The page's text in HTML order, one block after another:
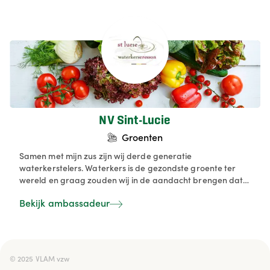
NV Sint-Lucie
Groenten
Samen met mijn zus zijn wij derde generatie
waterkerstelers. Waterkers is de gezondste groente ter
wereld en graag zouden wij in de aandacht brengen dat
product dan alleen maar soep maken. Je kan er heerlijke
Probeer ze zeker eens uit!
Bekijk ambassadeur
© 2025 VLAM vzw